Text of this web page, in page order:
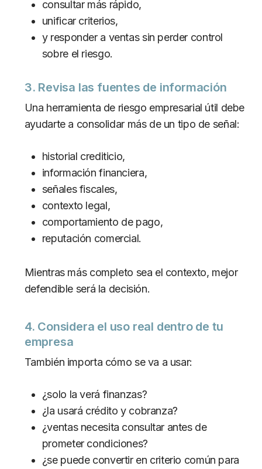
consultar más rápido,
unificar criterios,
y responder a ventas sin perder control
sobre el riesgo.
3. Revisa las fuentes de información
Una herramienta de riesgo empresarial útil debe
ayudarte a consolidar más de un tipo de señal:
historial crediticio,
información financiera,
señales fiscales,
contexto legal,
comportamiento de pago,
reputación comercial.
Mientras más completo sea el contexto, mejor
defendible será la decisión.
4. Considera el uso real dentro de tu
empresa
También importa cómo se va a usar:
¿solo la verá finanzas?
¿la usará crédito y cobranza?
¿ventas necesita consultar antes de
prometer condiciones?
¿se puede convertir en criterio común para